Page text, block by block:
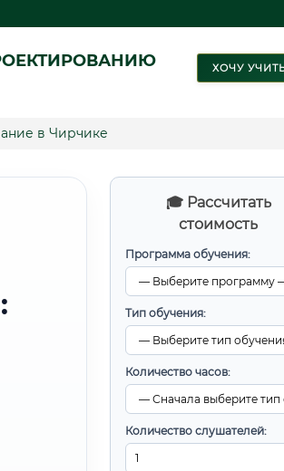
ХОЧУ
в Чирчике
🎓 Рассчитать
стоимость
Программа обучения:
Тип обучения:
Количество часов:
Количество слушателей: